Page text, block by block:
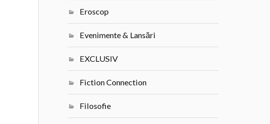
Eroscop
Evenimente & Lansări
EXCLUSIV
Fiction Connection
Filosofie